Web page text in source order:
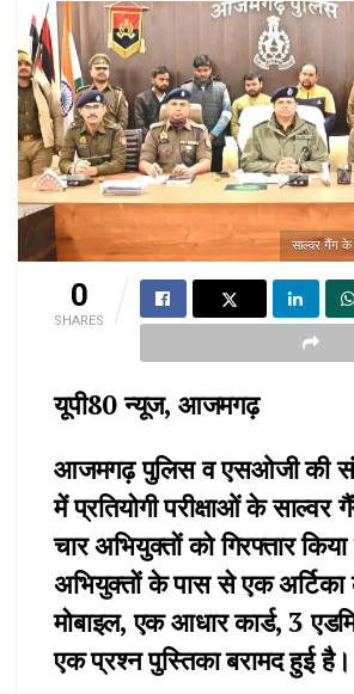
साल्वर गैंग
0
SHARES
यूपी80 न्यूज, आजमगढ़
आजमगढ़ पुलिस व एसओजी की
में प्रतियोगी परीक्षाओं के साल्वर
चार अभियुक्तों को गिरफ्तार
अभियुक्तों के पास से एक अर्टिका
मोबाइल, एक आधार कार्ड, 3
एक प्रश्न पुस्तिका बरामद हुई है।